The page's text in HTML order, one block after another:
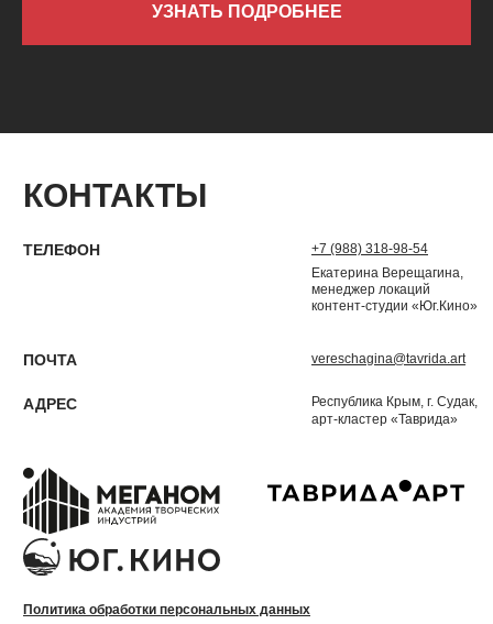
УЗНАТЬ ПОДРОБНЕЕ
ТЕЛЕФОН
Екатерина Верещагина,
менеджер локаций
контент-студии «Юг.Кино»
ПОЧТА
+7 (988) 318-98-54
vereschagina@tavrida.art
АДРЕС
Республика Крым, г. Судак,
арт-кластер «Таврида»
КОНТАКТЫ
Политика обработки персональных данных